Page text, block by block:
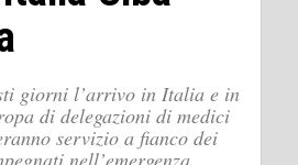
giorni l’arrivo in Italia e in
di delegazioni di medici
servizio a fianco dei
nell’emergenza